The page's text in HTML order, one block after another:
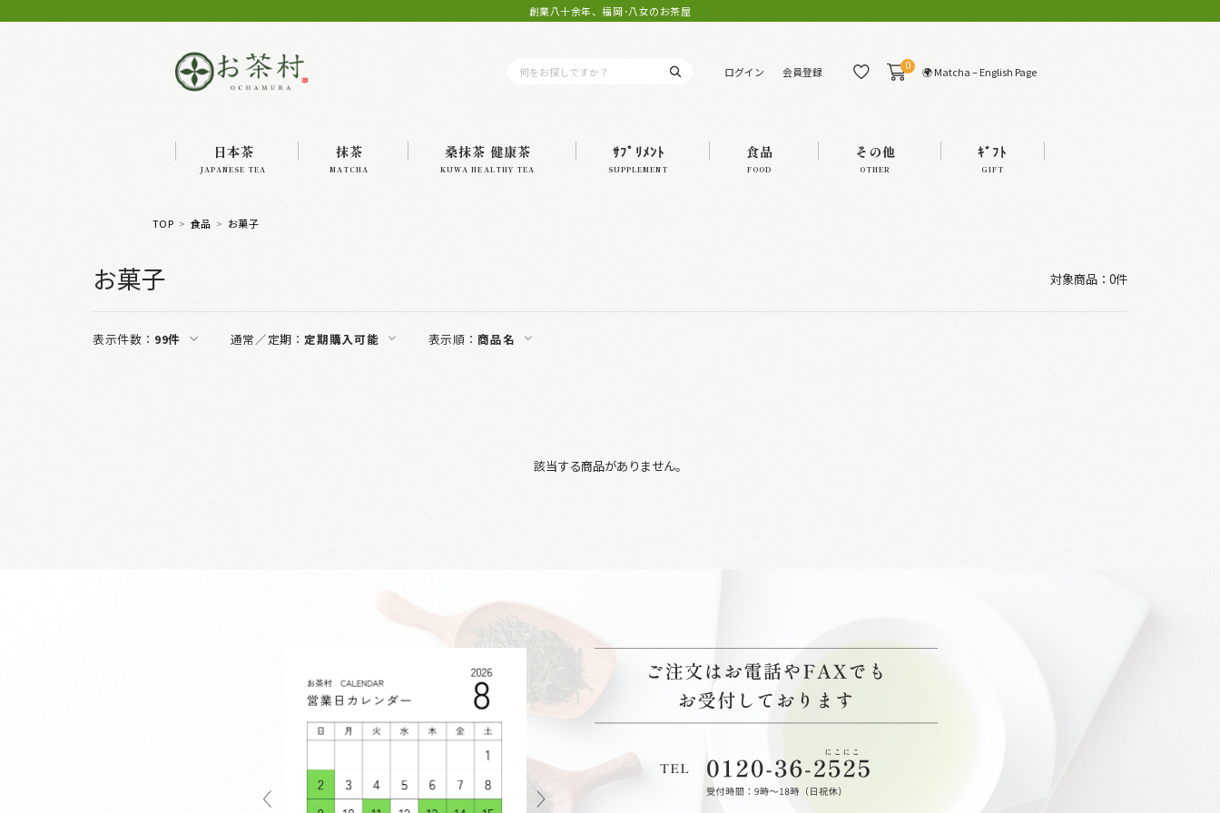
創業八十余年、福岡･八女のお茶屋
ログイン 会員登録 0 🌍 Matcha – English Page
日本茶
JAPANESE TEA
抹茶
MATCHA
桑抹茶 健康茶
KUWA HEALTHY TEA
ｻﾌﾟﾘﾒﾝﾄ
SUPPLEMENT
食品
FOOD
その他
OTHER
ｷﾞﾌﾄ
GIFT
TOP 食品 お菓子
お菓子 対象商品：0件
表示件数： 99件 通常／定期：定期購入可能 表示順：商品名
該当する商品がありません。